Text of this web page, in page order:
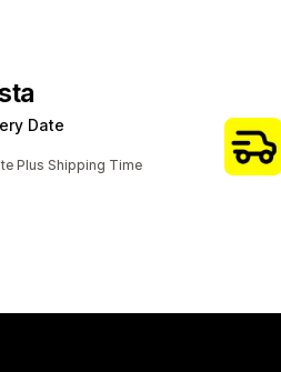
Date
Plus Shipping Time